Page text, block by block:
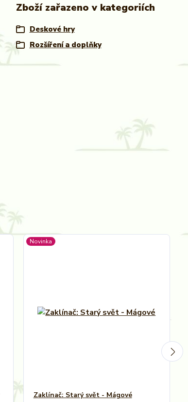
Zboží zařazeno v kategoriích
Deskové hry
Rozšíření a doplňky
Novinka
Zaklínač: Starý svět - Mágové